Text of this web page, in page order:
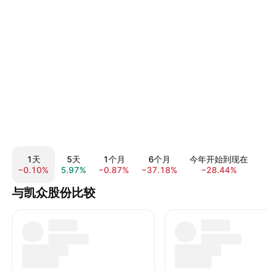
1天
−0.10%
5天
5.97%
1个月
−0.87%
6个月
−37.18%
今年开始到现在
−28.44%
与凯众股份比较